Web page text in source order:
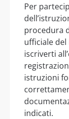
Per
procedura
ufficiale del
iscriverti
istruzioni
indicati.